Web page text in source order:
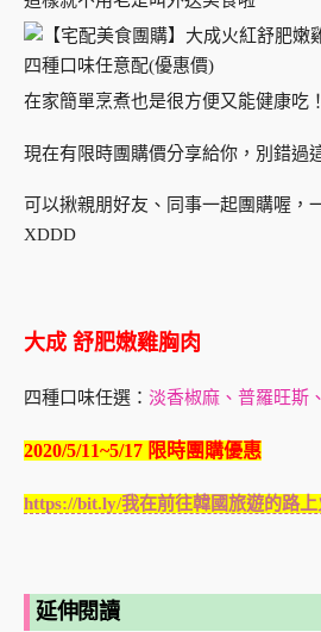
在家簡單烹煮也是很方便又能健康吃！
現在有限時團購價分享給你，別錯過
可以揪親朋好友、同事一起團購喔，
XDDD
大成 舒肥嫩雞胸肉
四種口味任選： 淡香椒麻、普羅旺斯
2020/5/11~5/17 限時團購優惠
https://bit.ly/我在前往韓國旅遊的路
延伸閱讀